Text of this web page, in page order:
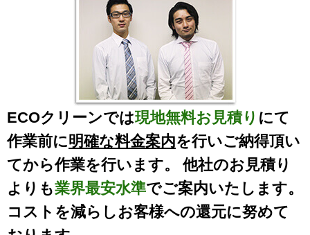
ECOクリーンでは現地無料お見積り にて
作業前に明確な料金案内を行いご納得頂い
てから作業を行います。 他社のお見積り
よりも業界最安水準でご案内いたします。
コストを減らしお客様への還元に努めて